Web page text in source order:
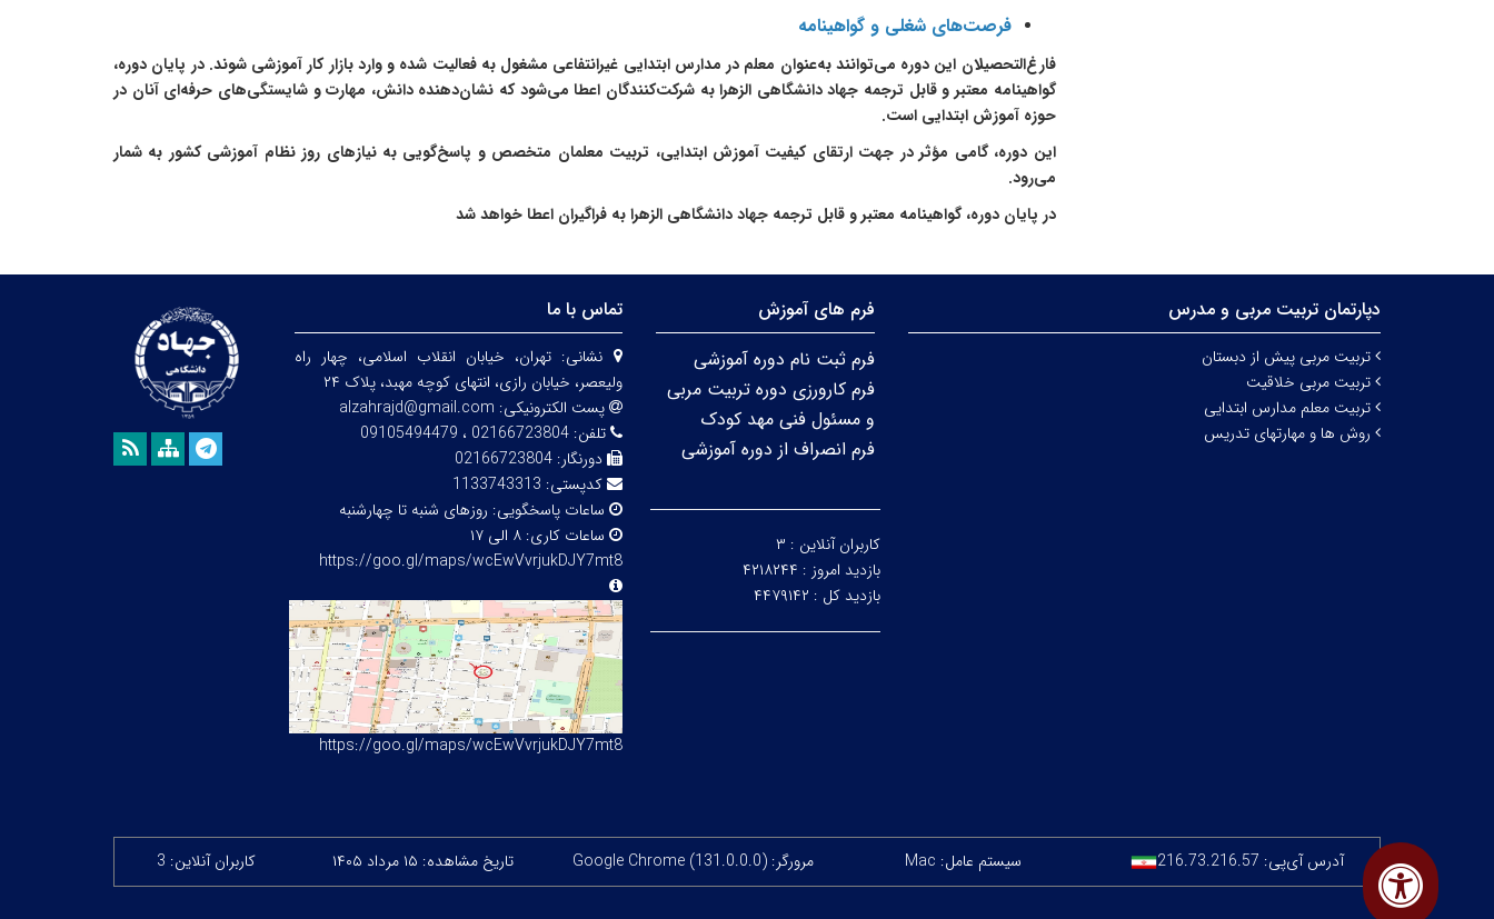
فرصت‌های شغلی و گواهینامه
فارغ‌التحصیلان این دوره می‌توانند به‌عنوان معلم در مدارس ابتدایی غیرانتفاعی مشغول به فعالیت شده و وارد بازار کار آموزشی شوند. در پایان دوره،
گواهینامه معتبر و قابل ترجمه جهاد دانشگاهی الزهرا به شرکت‌کنندگان اعطا می‌شود که نشان‌دهنده دانش، مهارت و شایستگی‌های حرفه‌ای آنان در
حوزه آموزش ابتدایی است.
این دوره، گامی مؤثر در جهت ارتقای کیفیت آموزش ابتدایی، تربیت معلمان متخصص و پاسخ‌گویی به نیازهای روز نظام آموزشی کشور به شمار
می‌رود.
در پایان دوره، گواهینامه معتبر و قابل ترجمه جهاد دانشگاهی الزهرا به فراگیران اعطا خواهد شد
دپارتمان تربیت‌ مربی و مدرس
تربیت مربی پیش از دبستان
تربیت مربی خلاقیت
تربیت معلم مدارس ابتدایی
روش ها و مهارتهای تدریس
فرم های آموزش
فرم ثبت نام دوره آموزشی
فرم کارورزی دوره تربیت مربی
و مسئول فنی مهد کودک
فرم انصراف از دوره آموزشی
کاربران آنلاین : ۳
بازدید امروز : ۴۲۱۸۲۴۴
بازدید کل : ۴۴۷۹۱۴۲
تماس با ما
نشانی: تهران، خیابان انقلاب اسلامی، چهار راه
ولیعصر، خیابان رازی، انتهای کوچه مهبد، پلاک ۲۴
پست الکترونیکی: alzahrajd@gmail.com
تلفن:02166723804 ، 09105494479
دورنگار:02166723804
کدپستی: 1133743313
ساعات پاسخگویی: روزهای شنبه تا چهارشنبه
ساعات کاری:۸ الی ۱۷
https://goo.gl/maps/wcEwVvrjukDJY7mt8
https://goo.gl/maps/wcEwVvrjukDJY7mt8
آدرس آی‌پی: 216.73.216.57 سیستم عامل: Mac مرورگر: Google Chrome (131.0.0.0) تاریخ مشاهده: ۱۵ مرداد ۱۴۰۵ کاربران آنلاین: 3